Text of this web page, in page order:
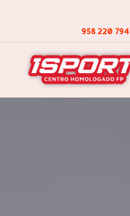
958 220 794